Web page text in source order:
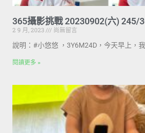
365攝影挑戰 20230902(六) 245/
2 9 月, 2023
尚無留言
說明：#小悠悠 ，3Y6M24D，今天早上，
閱讀更多 »